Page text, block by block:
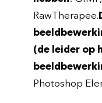
RawTherapee.
(de leider op
Photoshop